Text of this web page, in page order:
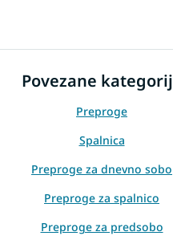
Povezane
Preproge
Spalnica
Preproge za dnevno sobo
Preproge za spalnico
Preproge za predsobo